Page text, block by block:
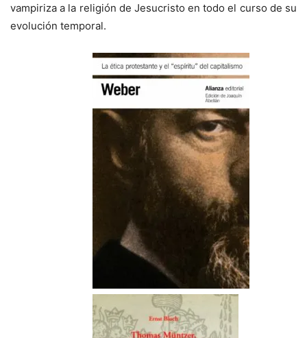
vampiriza a la religión de Jesucristo en todo el curso de su
evolución temporal.